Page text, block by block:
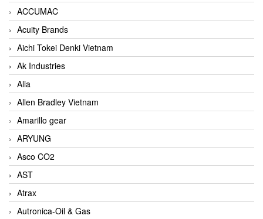
ACCUMAC
Acuity Brands
Aichi Tokei Denki Vietnam
Ak Industries
Alia
Allen Bradley Vietnam
Amarillo gear
ARYUNG
Asco CO2
AST
Atrax
Autronica-Oil & Gas